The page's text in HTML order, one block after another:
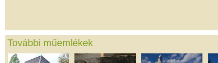
További műemlékek